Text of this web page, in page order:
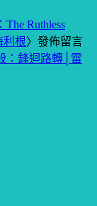
Ruthless
利根〉發佈留言
：鋒迴路轉│雷